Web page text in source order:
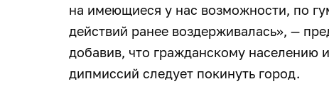
на имеющиеся у нас возможности, по
действий ранее воздерживалась», —
добавив, что гражданскому населению
дипмиссий следует покинуть город.